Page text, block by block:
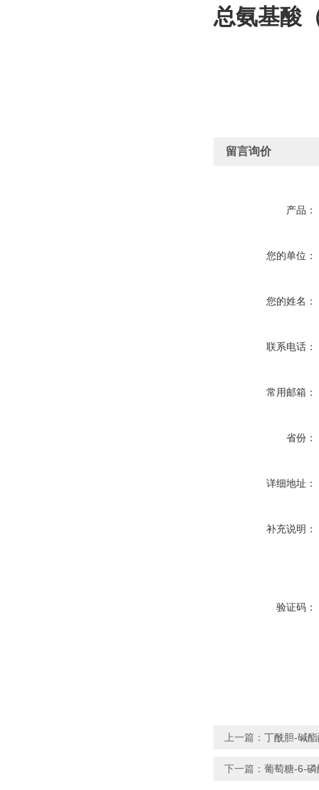
总氨基酸
留言询价
产品：
您的单位：
您的姓名：
联系电话：
常用邮箱：
省份：
详细地址：
补充说明：
验证码：
上一篇： 丁酰胆-碱
下一篇： 葡萄糖-6-